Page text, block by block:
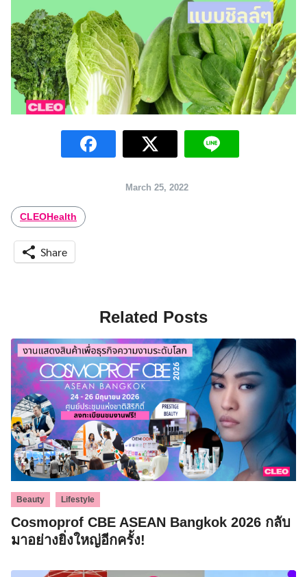
March 25, 2022
CLEOHealth
Share
Related Posts
Beauty Lifestyle
Cosmoprof CBE ASEAN Bangkok 2026 กลับ
มาอย่างยิ่งใหญ่อีกครั้ง!